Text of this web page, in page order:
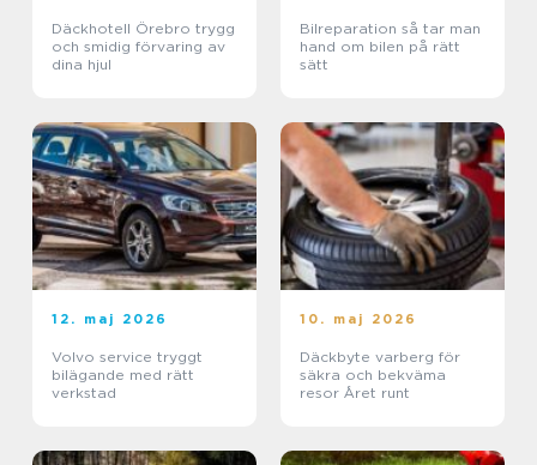
Däckhotell Örebro trygg
och smidig förvaring av
dina hjul
Bilreparation så tar man
hand om bilen på rätt
sätt
12. maj 2026
Volvo service tryggt
bilägande med rätt
verkstad
10. maj 2026
Däckbyte varberg för
säkra och bekväma
resor Året runt